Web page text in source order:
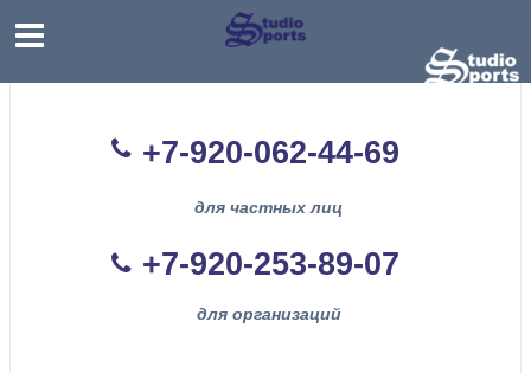
+7-920-062-44-69
для частных лиц
+7-920-253-89-07
для организаций